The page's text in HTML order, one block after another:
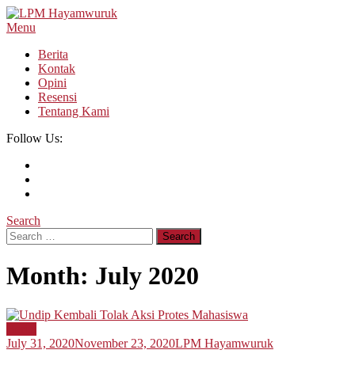
Skip
To
Menu
Berita
Kontak
Opini
Resensi
Tentang Kami
Follow Us:
Search
Search
for:
Month: July 2020
July 31, 2020November 23, 2020LPM Hayamwuruk